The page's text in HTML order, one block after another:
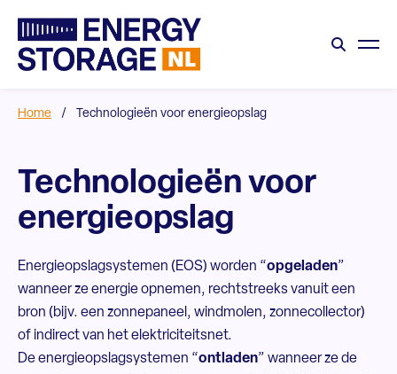
Home / Technologieën voor energieopslag
Technologieën voor
energieopslag
Energieopslagsystemen (EOS) worden “opgeladen”
wanneer ze energie opnemen, rechtstreeks vanuit een
bron (bijv. een zonnepaneel, windmolen, zonnecollector)
of indirect van het elektriciteitsnet.
De energieopslagsystemen “ontladen” wanneer ze de